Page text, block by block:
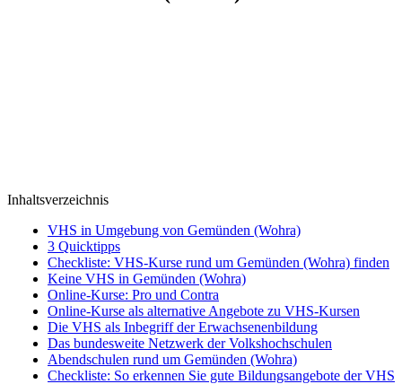
Inhaltsverzeichnis
VHS in Umgebung von Gemünden (Wohra)
3 Quicktipps
Checkliste: VHS-Kurse rund um Gemünden (Wohra) finden
Keine VHS in Gemünden (Wohra)
Online-Kurse: Pro und Contra
Online-Kurse als alternative Angebote zu VHS-Kursen
Die VHS als Inbegriff der Erwachsenenbildung
Das bundesweite Netzwerk der Volkshochschulen
Abendschulen rund um Gemünden (Wohra)
Checkliste: So erkennen Sie gute Bildungsangebote der VHS